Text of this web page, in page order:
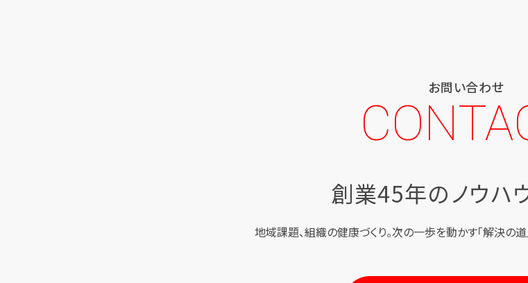
お問い合わせ
創業45年のノウハ
地域課題、組織の健康づくり。次の一歩を動かす「解決の道